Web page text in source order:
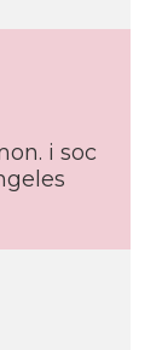
i soc